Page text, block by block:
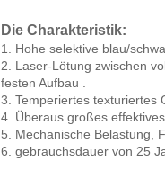
Die Charakteristik:
1. Hohe selektive blau/
2. Laser-Lötung zwischen
festen Aufbau
3. Temperiertes texturiertes
4. Überaus großes
5. Mechanische Belastung,
6. gebrauchsdauer von 25